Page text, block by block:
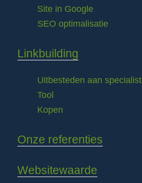
Site in Google
SEO optimalisatie
Linkbuilding
Uitbesteden aan specialist
Tool
Kopen
Onze referenties
Websitewaarde